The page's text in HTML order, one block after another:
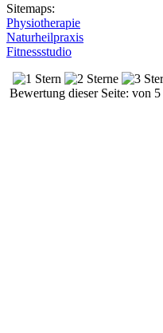
Sitemaps:
Physiotherapie
Naturheilpraxis
Fitnessstudio
Bewertung dieser Seite: von